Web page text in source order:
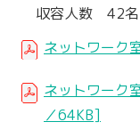
収容人数 42名
ネットワーク
ネットワーク
／64KB]